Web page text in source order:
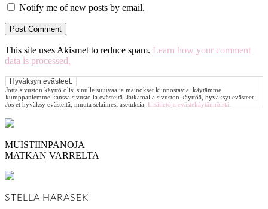
Notify me of new posts by email.
This site uses Akismet to reduce spam. Learn how your comment
data is processed.
Jotta sivuston käyttö olisi sinulle sujuvaa ja mainokset kiinnostavia, käytämme
kumppaniemme kanssa sivustolla evästeitä. Jatkamalla sivuston käyttöä, hyväksyt evästeet.
Jos et hyväksy evästeitä, muuta selaimesi asetuksia. Lisätietoja evästekäytännöistä.
MUISTIINPANOJA
MATKAN VARRELTA
STELLA HARASEK